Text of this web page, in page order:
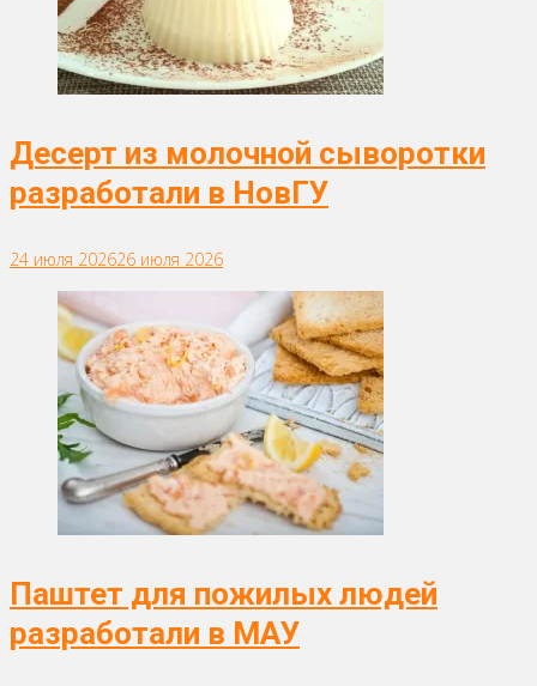
Десерт из молочной сыворотки
разработали в НовГУ
24 июля 202626 июля 2026
Паштет для пожилых людей
разработали в МАУ